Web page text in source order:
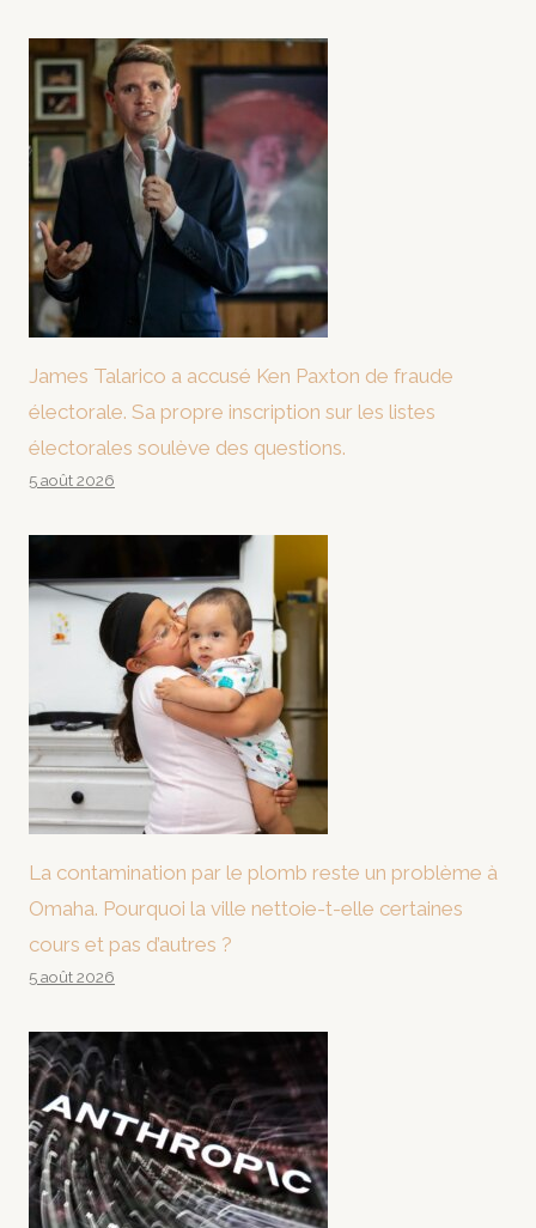
James Talarico a accusé Ken Paxton de fraude
électorale. Sa propre inscription sur les listes
électorales soulève des questions.
5 août 2026
La contamination par le plomb reste un problème à
Omaha. Pourquoi la ville nettoie-t-elle certaines
cours et pas d’autres ?
5 août 2026